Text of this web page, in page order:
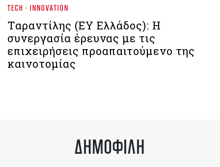
TECH - INNOVATION
Ταραντίλης (ΕΥ Ελλάδος): Η
συνεργασία έρευνας με τις
επιχειρήσεις προαπαιτούμενο της
καινοτομίας
ΔΗΜΟΦΙΛΗ